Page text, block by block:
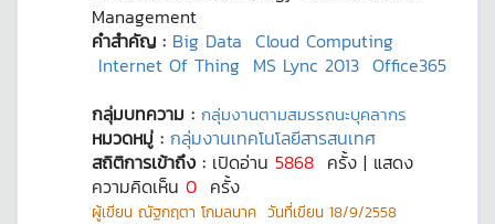
Management
คำสำคัญ : Big Data Cloud Computing
Internet Of Thing MS Lync 2013 Office365
กลุ่มบทความ : กลุ่มงานตามสมรรถนะบุคลากร
หมวดหมู่ : กลุ่มงานเทคโนโลยีสารสนเทศ
สถิติการเข้าถึง : เปิดอ่าน 5868 ครั้ง | แสดง
ความคิดเห็น 0 ครั้ง
ผู้เขียน ณัฐกฤตา โกมลนาค วันที่เขียน 18/9/2558